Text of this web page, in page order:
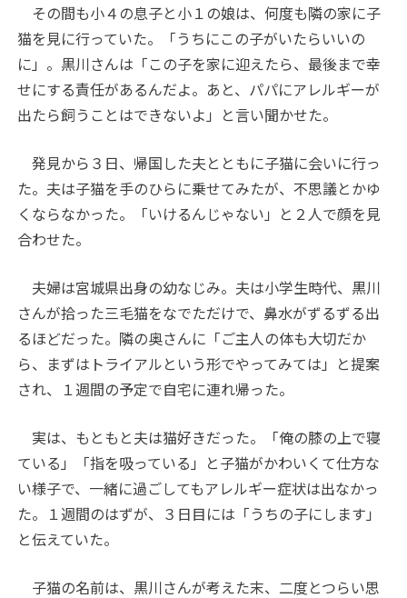
その間も小４の息子と小１の娘は、何度も隣の家に子
猫を見に行っていた。「うちにこの子がいたらいいの
に」。黒川さんは「この子を家に迎えたら、最後まで幸
せにする責任があるんだよ。あと、パパにアレルギーが
出たら飼うことはできないよ」と言い聞かせた。
発見から３日、帰国した夫とともに子猫に会いに行っ
た。夫は子猫を手のひらに乗せてみたが、不思議とかゆ
くならなかった。「いけるんじゃない」と２人で顔を見
合わせた。
夫婦は宮城県出身の幼なじみ。夫は小学生時代、黒川
さんが拾った三毛猫をなでただけで、鼻水がずるずる出
るほどだった。隣の奥さんに「ご主人の体も大切だか
ら、まずはトライアルという形でやってみては」と提案
され、１週間の予定で自宅に連れ帰った。
実は、もともと夫は猫好きだった。「俺の膝の上で寝
ている」「指を吸っている」と子猫がかわいくて仕方な
い様子で、一緒に過ごしてもアレルギー症状は出なかっ
た。１週間のはずが、３日目には「うちの子にします」
と伝えていた。
子猫の名前は、黒川さんが考えた末、二度とつらい思